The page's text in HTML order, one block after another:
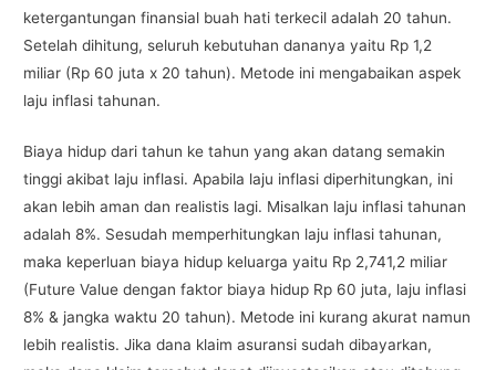
ketergantungan finansial buah hati terkecil adalah 20 tahun.
Setelah dihitung, seluruh kebutuhan dananya yaitu Rp 1,2
miliar (Rp 60 juta x 20 tahun). Metode ini mengabaikan aspek
laju inflasi tahunan.
Biaya hidup dari tahun ke tahun yang akan datang semakin
tinggi akibat laju inflasi. Apabila laju inflasi diperhitungkan, ini
akan lebih aman dan realistis lagi. Misalkan laju inflasi tahunan
adalah 8%. Sesudah memperhitungkan laju inflasi tahunan,
maka keperluan biaya hidup keluarga yaitu Rp 2,741,2 miliar
(Future Value dengan faktor biaya hidup Rp 60 juta, laju inflasi
8% & jangka waktu 20 tahun). Metode ini kurang akurat namun
lebih realistis. Jika dana klaim asuransi sudah dibayarkan,